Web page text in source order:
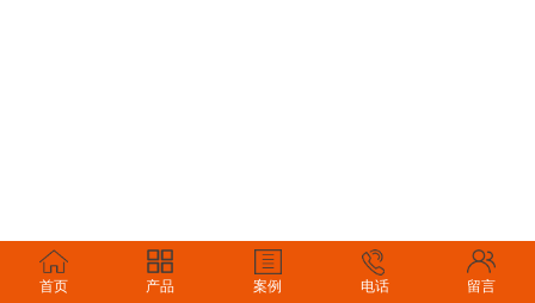
首页 产品 案例 电话 留言